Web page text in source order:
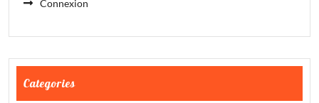
Connexion
Categories